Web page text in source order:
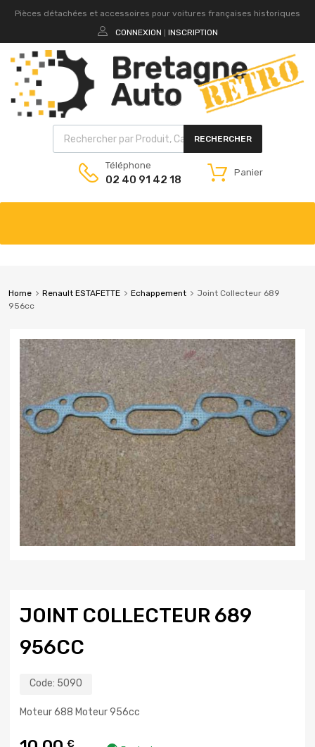
Pièces détachées et accessoires pour voitures françaises historiques
CONNEXION
INSCRIPTION
RECHERCHER
Téléphone
02 40 91 42 18
Panier
Home Renault ESTAFETTE Echappement
Joint Collecteur 689
956cc
JOINT COLLECTEUR 689
956CC
Code: 5090
Moteur 688 Moteur 956cc
€